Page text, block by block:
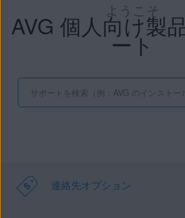
ようこそ
AVG 個人向け製
ート
連絡先オプション